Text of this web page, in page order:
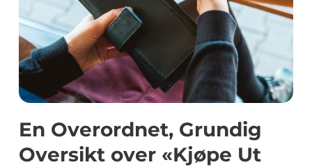
En Overordnet, Grundig
Oversikt over «Kjøpe Ut